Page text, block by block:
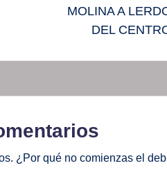
MOLINA A
DEL
¿Por qué no comienzas el